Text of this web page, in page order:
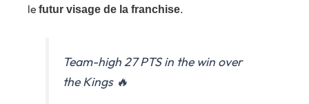
le futur visage de la franchise.
Team-high 27 PTS in the win over
the Kings 🔥